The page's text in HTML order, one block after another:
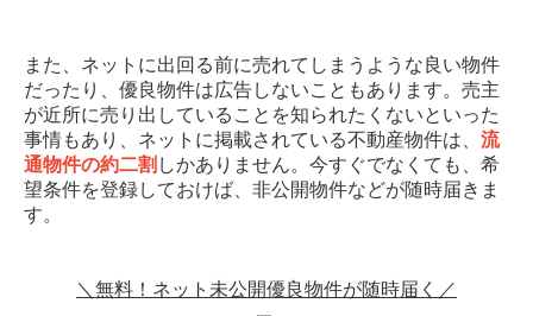
また、ネットに出回る前に売れてしまうような良い物件
だったり、優良物件は広告しないこともあります。売主
が近所に売り出していることを知られたくないといった
事情もあり、ネットに掲載されている不動産物件は、 流
通物件の約二割 しかありません。今すぐでなくても、希
望条件を登録しておけば、非公開物件などが随時届きま
す。
＼無料！ネット未公開優良物件が随時届く／